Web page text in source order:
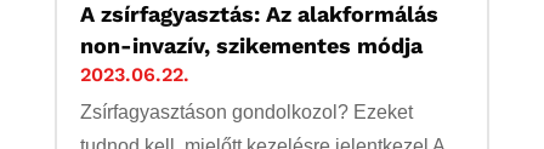
A zsírfagyasztás: Az alakformálás
non-invazív, szikementes módja
2023.06.22.
Zsírfagyasztáson gondolkozol? Ezeket